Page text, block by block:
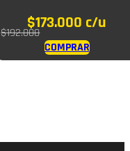
$173.000 c/u
$192.000
COMPRAR